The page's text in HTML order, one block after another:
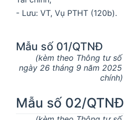
- Lưu: VT, Vụ PTHT (120b).
Mẫu số 01/QTNĐ
(kèm theo Thông tư
ngày 26 tháng 9 năm
chính)
Mẫu số 02/QTNĐ